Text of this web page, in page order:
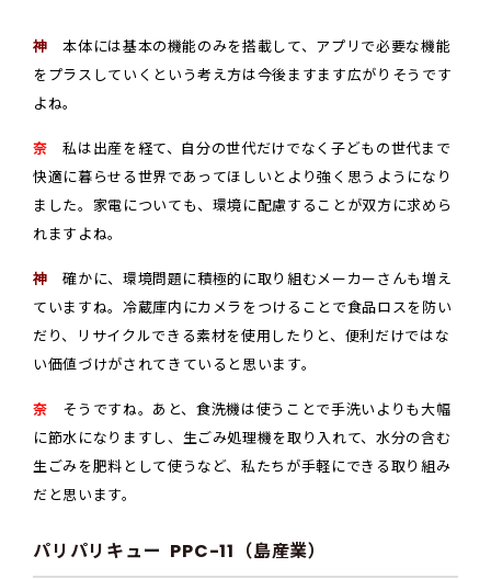
神 本体には基本の機能のみを搭載して、アプリで必要な機能
をプラスしていくという考え方は今後ますます広がりそうです
よね。
奈 私は出産を経て、自分の世代だけでなく子どもの世代まで
快適に暮らせる世界であってほしいとより強く思うようになり
ました。家電についても、環境に配慮することが双方に求めら
れますよね。
神 確かに、環境問題に積極的に取り組むメーカーさんも増え
ていますね。冷蔵庫内にカメラをつけることで食品ロスを防い
だり、リサイクルできる素材を使用したりと、便利だけではな
い価値づけがされてきていると思います。
奈 そうですね。あと、食洗機は使うことで手洗いよりも大幅
に節水になりますし、生ごみ処理機を取り入れて、水分の含む
生ごみを肥料として使うなど、私たちが手軽にできる取り組み
だと思います。
パリパリキュー PPC-11（島産業）